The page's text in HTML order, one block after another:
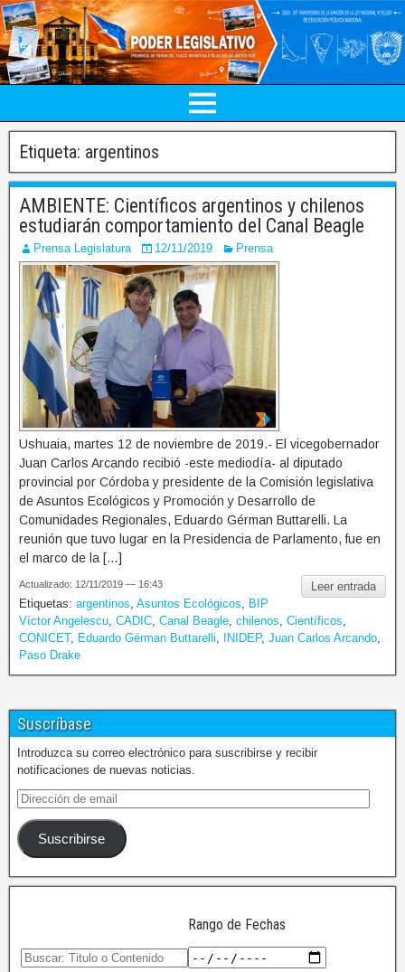
Etiqueta: argentinos
AMBIENTE: Científicos argentinos y chilenos
estudiarán comportamiento del Canal Beagle
Prensa Legislatura 12/11/2019 Prensa
Ushuaia, martes 12 de noviembre de 2019.- El vicegobernador
Juan Carlos Arcando recibió -este mediodía- al diputado
provincial por Córdoba y presidente de la Comisión legislativa
de Asuntos Ecológicos y Promoción y Desarrollo de
Comunidades Regionales, Eduardo Gérman Buttarelli. La
reunión que tuvo lugar en la Presidencia de Parlamento, fue en
el marco de la […]
Leer entrada
Actualizado: 12/11/2019 — 16:43
Etiquetas: argentinos Asuntos Ecológicos
BIP
Víctor Angelescu CADIC Canal Beagle chilenos Científicos
CONICET, Eduardo Gérman Buttarelli INIDEP, Juan Carlos Arcando
Paso Drake
Suscríbase
Introduzca su correo electrónico para suscribirse y recibir
notificaciones de nuevas noticias.
Suscribirse
Rango de Fechas